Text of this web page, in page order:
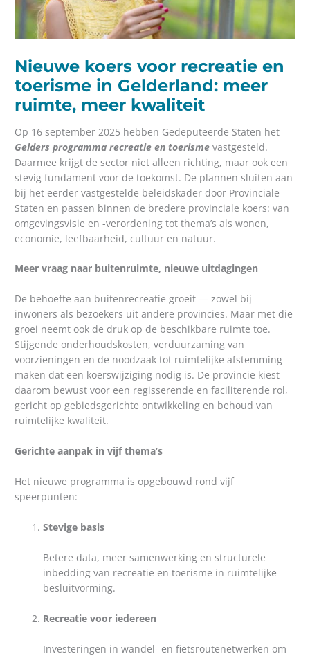
Nieuwe koers voor recreatie en
toerisme in Gelderland: meer
ruimte, meer kwaliteit
Op 16 september 2025 hebben Gedeputeerde Staten het
Gelders programma recreatie en toerisme vastgesteld.
Daarmee krijgt de sector niet alleen richting, maar ook een
stevig fundament voor de toekomst. De plannen sluiten aan
bij het eerder vastgestelde beleidskader door Provinciale
Staten en passen binnen de bredere provinciale koers: van
omgevingsvisie en -verordening tot thema’s als wonen,
economie, leefbaarheid, cultuur en natuur.
Meer vraag naar buitenruimte, nieuwe uitdagingen
De behoefte aan buitenrecreatie groeit — zowel bij
inwoners als bezoekers uit andere provincies. Maar met die
groei neemt ook de druk op de beschikbare ruimte toe.
Stijgende onderhoudskosten, verduurzaming van
voorzieningen en de noodzaak tot ruimtelijke afstemming
maken dat een koerswijziging nodig is. De provincie kiest
daarom bewust voor een regisserende en faciliterende rol,
gericht op gebiedsgerichte ontwikkeling en behoud van
ruimtelijke kwaliteit.
Gerichte aanpak in vijf thema’s
Het nieuwe programma is opgebouwd rond vijf
speerpunten:
Stevige basis
Betere data, meer samenwerking en structurele
inbedding van recreatie en toerisme in ruimtelijke
besluitvorming.
Recreatie voor iedereen
Investeringen in wandel- en fietsroutenetwerken om